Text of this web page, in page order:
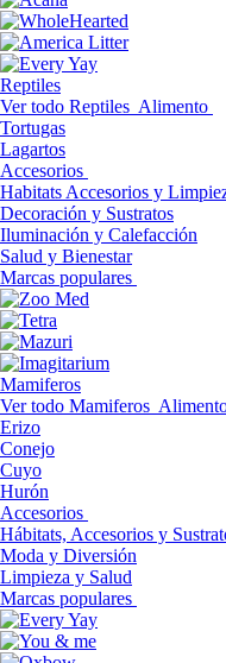
Reptiles
Ver todo Reptiles Alimento
Tortugas
Lagartos
Accesorios
Habitats Accesorios y
Decoración y Sustratos
Iluminación y Calefacción
Salud y Bienestar
Marcas populares
Mamiferos
Ver todo Mamiferos
Erizo
Conejo
Cuyo
Hurón
Accesorios
Hábitats, Accesorios y
Moda y Diversión
Limpieza y Salud
Marcas populares